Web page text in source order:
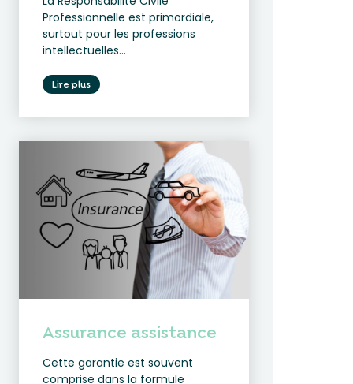
Professionnelle est primordiale,
surtout pour les professions
intellectuelles...
Lire plus
Assurance assistance
Cette garantie est souvent
comprise dans la formule